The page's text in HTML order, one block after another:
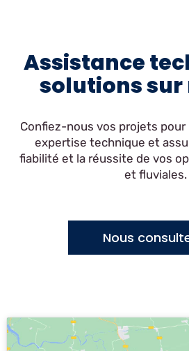
Assistance
solutions sur
Confiez-nous vos projets
expertise technique et
fiabilité et la réussite de vos
et fluviales.
Nous